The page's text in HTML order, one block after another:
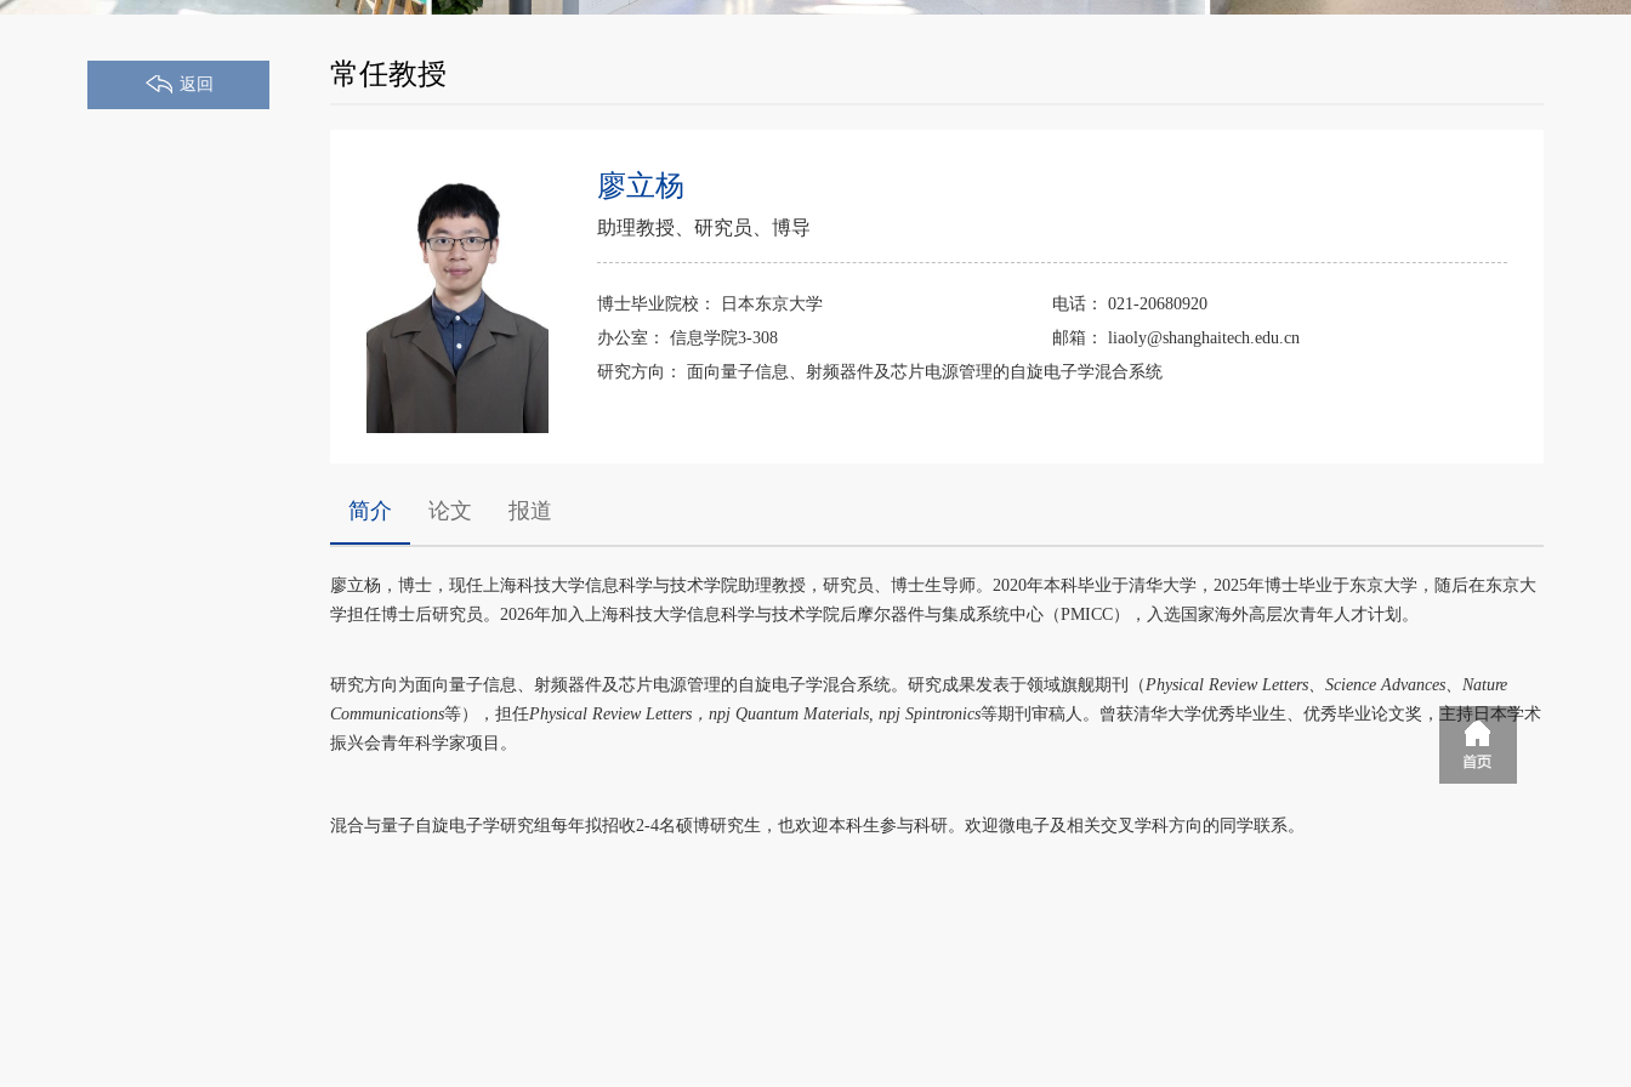
返回 常任教授
廖立杨
助理教授、研究员、博导
博士毕业院校： 日本东京大学 电话： 021-20680920
办公室： 信息学院3-308 邮箱： liaoly@shanghaitech.edu.cn
研究方向： 面向量子信息、射频器件及芯片电源管理的自旋电子学混合系统
简介 论文 报道
廖立杨，博士，现任上海科技大学信息科学与技术学院助理教授，研究员、博士生导师。 2020年本科毕业于清华大学， 2025年博士毕业于东京大学，随后在东京大
学担任博士后研究员。 2026年加入上海科技大学信息科学与技术学院后摩尔器件与集成系统中心（PMICC），入选国家海外高层次青年人才计划。
研究方向为面向量子信息、射频器件及芯片电源管理的自旋电子学混合系统。研究成果发表于领域旗舰期刊（Physical Review Letters、 Science Advances、 Nature
Communications等），担任Physical Review Letters ， npj Quantum Materials, npj Spintronics等期刊审稿人。曾获清华大学优秀毕业生、优秀毕业论文奖，主持日本学术
振兴会青年科学家项目。
混合与量子自旋电子学研究组每年拟招收2-4名硕博研究生，也欢迎本科生参与科研。欢迎微电子及相关交叉学科方向的同学联系。